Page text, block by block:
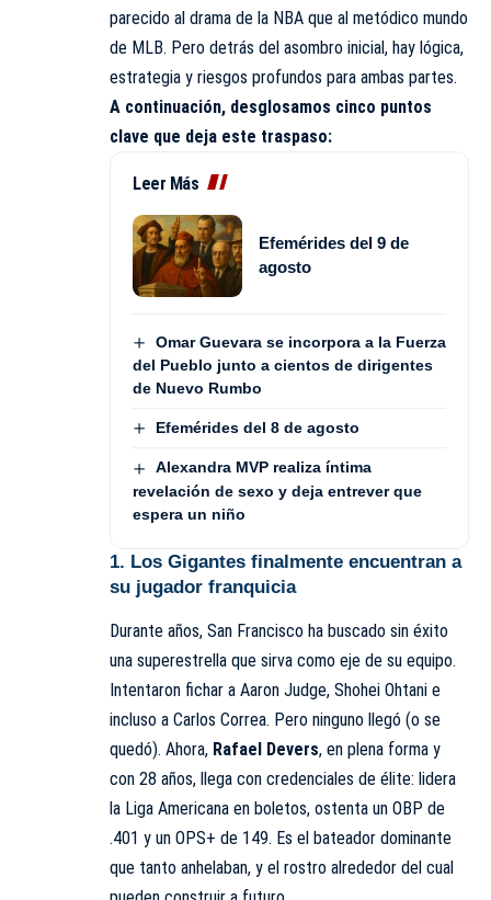
parecido al drama de la NBA que al metódico mundo
de MLB. Pero detrás del asombro inicial, hay lógica,
estrategia y riesgos profundos para ambas partes.
A continuación, desglosamos cinco puntos
clave que deja este traspaso:
Leer Más
Efemérides del 9 de
agosto
Omar Guevara se incorpora a la Fuerza
del Pueblo junto a cientos de dirigentes
de Nuevo Rumbo
Efemérides del 8 de agosto
Alexandra MVP realiza íntima
revelación de sexo y deja entrever que
espera un niño
1. Los Gigantes finalmente encuentran a
su jugador franquicia
Durante años, San Francisco ha buscado sin éxito
una superestrella que sirva como eje de su equipo.
Intentaron fichar a Aaron Judge, Shohei Ohtani e
incluso a Carlos Correa. Pero ninguno llegó (o se
quedó). Ahora, Rafael Devers, en plena forma y
con 28 años, llega con credenciales de élite: lidera
la Liga Americana en boletos, ostenta un OBP de
.401 y un OPS+ de 149. Es el bateador dominante
que tanto anhelaban, y el rostro alrededor del cual